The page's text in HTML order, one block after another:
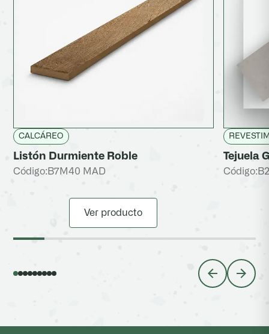
CALCÁREO
Listón Durmiente Roble
Código: B7M40 MAD
Ver producto
Tejuela
Código: